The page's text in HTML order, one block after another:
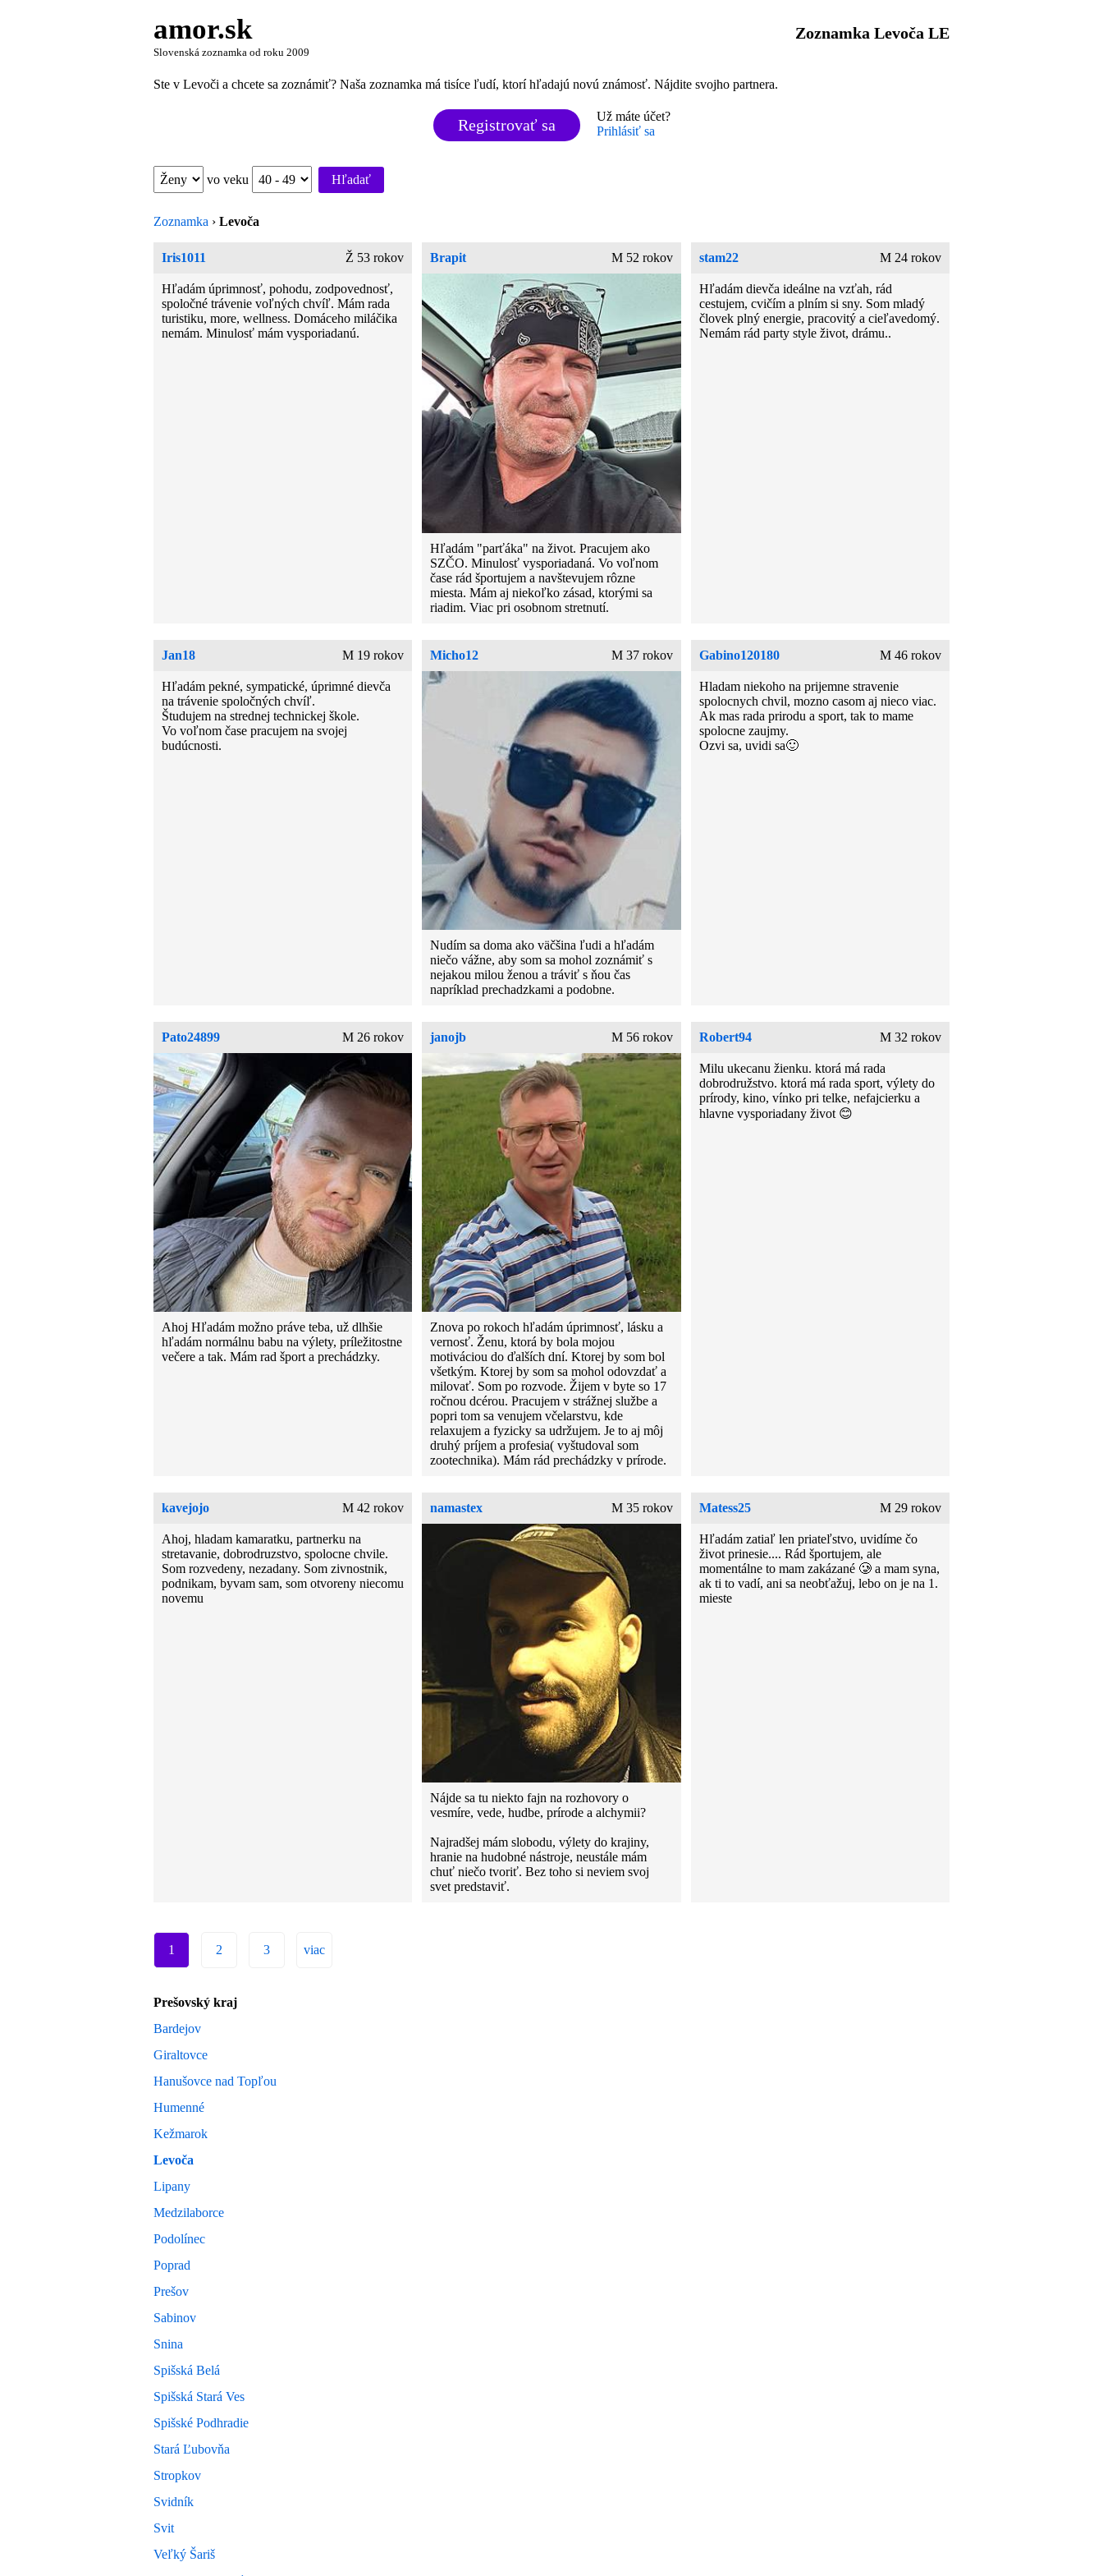
amor.sk
Slovenská zoznamka od roku 2009
Zoznamka Levoča LE
Ste v Levoči a chcete sa zoznámiť? Naša zoznamka má tisíce ľudí, ktorí hľadajú novú známosť. Nájdite svojho partnera.
Registrovať sa
Už máte účet?
Prihlásiť sa
vo veku Hľadať
Zoznamka › Levoča
Iris1011 Ž 53 rokov
Hľadám úprimnosť, pohodu, zodpovednosť,
spoločné trávenie voľných chvíľ. Mám rada
turistiku, more, wellness. Domáceho miláčika
nemám. Minulosť mám vysporiadanú.
Brapit M 52 rokov
Hľadám "parťáka" na život. Pracujem ako
SZČO. Minulosť vysporiadaná. Vo voľnom
čase rád športujem a navštevujem rôzne
miesta. Mám aj niekoľko zásad, ktorými sa
riadim. Viac pri osobnom stretnutí.
stam22 M 24 rokov
Hľadám dievča ideálne na vzťah, rád
cestujem, cvičím a plním si sny. Som mladý
človek plný energie, pracovitý a cieľavedomý.
Nemám rád party style život, drámu..
Jan18 M 19 rokov
Hľadám pekné, sympatické, úprimné dievča
na trávenie spoločných chvíľ.
Študujem na strednej technickej škole.
Vo voľnom čase pracujem na svojej
budúcnosti.
Micho12 M 37 rokov
Nudím sa doma ako väčšina ľudi a hľadám
niečo vážne, aby som sa mohol zoznámiť s
nejakou milou ženou a tráviť s ňou čas
napríklad prechadzkami a podobne.
Gabino120180 M 46 rokov
Hladam niekoho na prijemne stravenie
spolocnych chvil, mozno casom aj nieco viac.
Ak mas rada prirodu a sport, tak to mame
spolocne zaujmy.
Ozvi sa, uvidi sa🙂
Pato24899 M 26 rokov
Ahoj Hľadám možno práve teba, už dlhšie
hľadám normálnu babu na výlety, príležitostne
večere a tak. Mám rad šport a prechádzky.
janojb M 56 rokov
Znova po rokoch hľadám úprimnosť, lásku a
vernosť. Ženu, ktorá by bola mojou
motiváciou do ďalších dní. Ktorej by som bol
všetkým. Ktorej by som sa mohol odovzdať a
milovať. Som po rozvode. Žijem v byte so 17
ročnou dcérou. Pracujem v strážnej službe a
popri tom sa venujem včelarstvu, kde
relaxujem a fyzicky sa udržujem. Je to aj môj
druhý príjem a profesia( vyštudoval som
zootechnika). Mám rád prechádzky v prírode.
Robert94 M 32 rokov
Milu ukecanu žienku. ktorá má rada
dobrodružstvo. ktorá má rada sport, výlety do
prírody, kino, vínko pri telke, nefajcierku a
hlavne vysporiadany život 😊
kavejojo M 42 rokov
Ahoj, hladam kamaratku, partnerku na
stretavanie, dobrodruzstvo, spolocne chvile.
Som rozvedeny, nezadany. Som zivnostnik,
podnikam, byvam sam, som otvoreny niecomu
novemu
namastex M 35 rokov
Nájde sa tu niekto fajn na rozhovory o
vesmíre, vede, hudbe, prírode a alchymii?
Najradšej mám slobodu, výlety do krajiny,
hranie na hudobné nástroje, neustále mám
chuť niečo tvoriť. Bez toho si neviem svoj
svet predstaviť.
Matess25 M 29 rokov
Hľadám zatiaľ len priateľstvo, uvidíme čo
život prinesie.... Rád športujem, ale
momentálne to mam zakázané 🥲 a mam syna,
ak ti to vadí, ani sa neobťažuj, lebo on je na 1.
mieste
1 2 3 viac
Prešovský kraj
Bardejov
Giraltovce
Hanušovce nad Topľou
Humenné
Kežmarok
Levoča
Lipany
Medzilaborce
Podolínec
Poprad
Prešov
Sabinov
Snina
Spišská Belá
Spišská Stará Ves
Spišské Podhradie
Stará Ľubovňa
Stropkov
Svidník
Svit
Veľký Šariš